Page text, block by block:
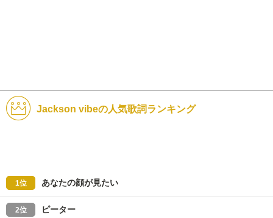
Jackson vibeの人気歌詞ランキング
1位 あなたの顔が見たい
2位 ピーター